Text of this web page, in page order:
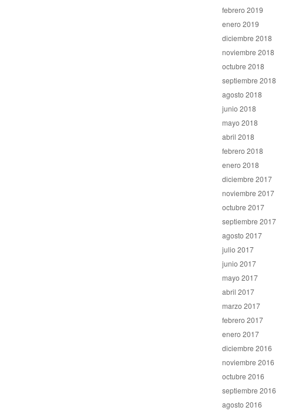
febrero 2019
enero 2019
diciembre 2018
noviembre 2018
octubre 2018
septiembre 2018
agosto 2018
junio 2018
mayo 2018
abril 2018
febrero 2018
enero 2018
diciembre 2017
noviembre 2017
octubre 2017
septiembre 2017
agosto 2017
julio 2017
junio 2017
mayo 2017
abril 2017
marzo 2017
febrero 2017
enero 2017
diciembre 2016
noviembre 2016
octubre 2016
septiembre 2016
agosto 2016